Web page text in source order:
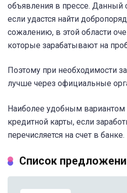
объявления в прессе. Данный
если удастся найти
сожалению, в этой области
которые зарабатывают на
Поэтому при необходимости
лучше через официальные
Наиболее удобным вариантом
кредитной карты, если
перечисляется на счет в банке.
Список